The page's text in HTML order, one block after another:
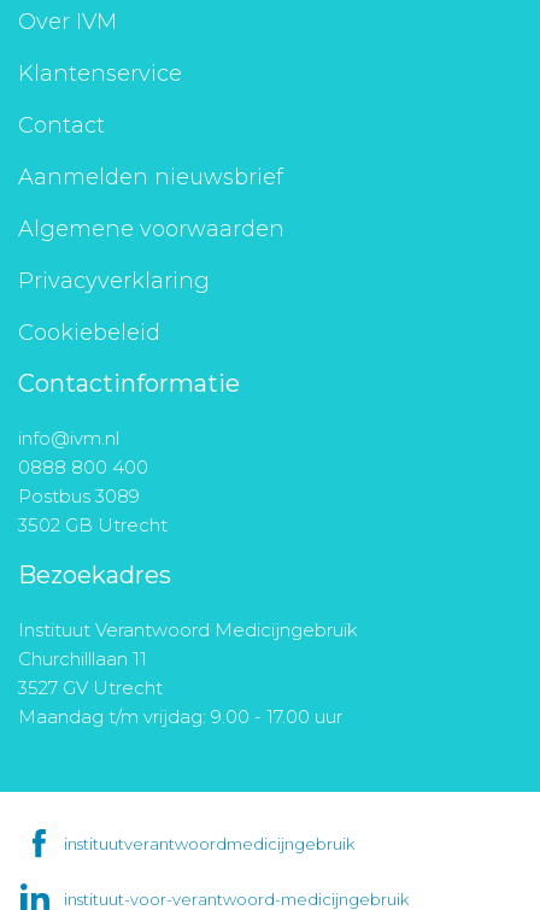
Over IVM
Klantenservice
Contact
Aanmelden nieuwsbrief
Algemene voorwaarden
Privacyverklaring
Cookiebeleid
Contactinformatie
info@ivm.nl
0888 800 400
Postbus 3089
3502 GB Utrecht
Bezoekadres
Instituut Verantwoord Medicijngebruik
Churchilllaan 11
3527 GV Utrecht
Maandag t/m vrijdag: 9.00 - 17.00 uur
instituutverantwoordmedicijngebruik
instituut-voor-verantwoord-medicijngebruik